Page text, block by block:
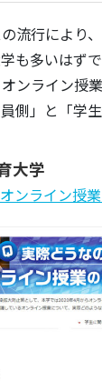
流行により
も多いはずで
ンライン授
側」と「学
大学
ンライン授